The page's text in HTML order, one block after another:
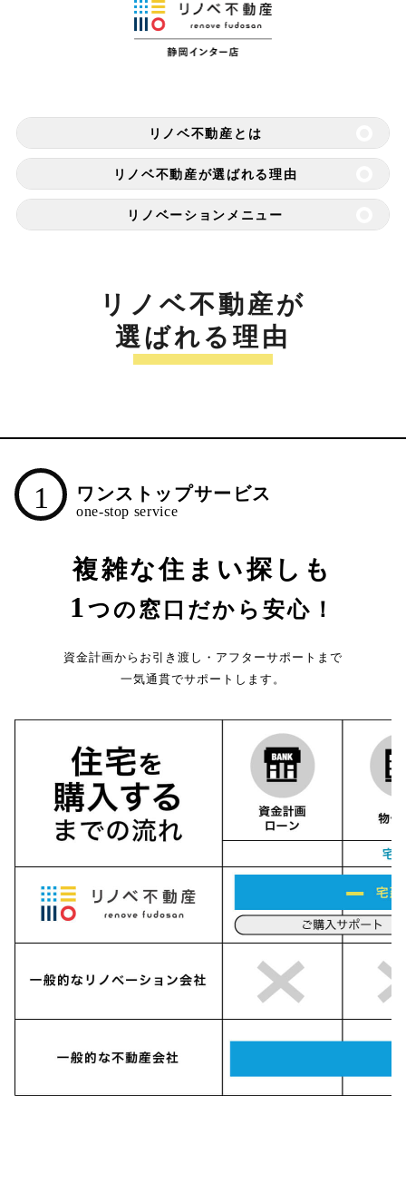
リノベ不動産とは
リノベ不動産が選ばれる理由
リノベーションメニュー
リノベ不動産が
選ばれる理由
1 ワンストップサービス
複雑な住まい探しも
1つの窓口だから安心！
資金計画からお引き渡し・アフターサポートまで
一気通貫でサポートします。